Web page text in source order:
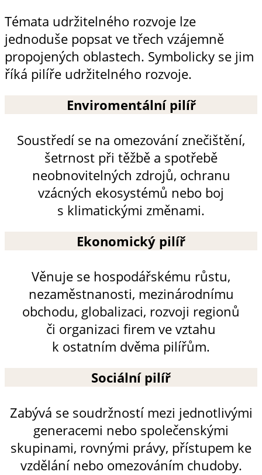
Témata udržitelného rozvoje lze
jednoduše popsat ve třech vzájemně
propojených oblastech. Symbolicky se jim
říká pilíře udržitelného rozvoje.
Enviromentální pilíř
Soustředí se na omezování znečištění,
šetrnost při těžbě a spotřebě
neobnovitelných zdrojů, ochranu
vzácných ekosystémů nebo boj
s klimatickými změnami.
Ekonomický pilíř
Věnuje se hospodářskému růstu,
nezaměstnanosti, mezinárodnímu
obchodu, globalizaci, rozvoji regionů
či organizaci firem ve vztahu
k ostatním dvěma pilířům.
Sociální pilíř
Zabývá se soudržností mezi jednotlivými
generacemi nebo společenskými
skupinami, rovnými právy, přístupem ke
vzdělání nebo omezováním chudoby.